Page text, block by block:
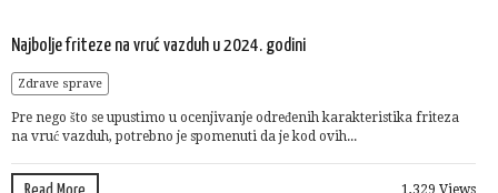
Najbolje friteze na vruć vazduh u 2024. godini
Zdrave sprave
Pre nego što se upustimo u ocenjivanje određenih karakteristika friteza
na vruć vazduh, potrebno je spomenuti da je kod ovih...
1,329 Views